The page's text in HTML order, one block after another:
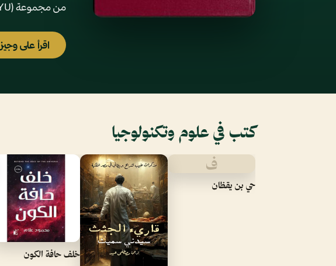
من مجموعة Arabic Collections Online (NYU).
اقرأ على وجيز
كتب في علوم وتكنولوجيا
ف
حي بن يقظان
خلف حافة الكون